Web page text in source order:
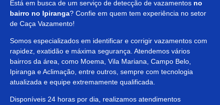
Está em busca de um serviço de detecção de vazamentos no
bairro no Ipiranga? Confie em quem tem experiência no setor
de Caça Vazamento!
Somos especializados em identificar e corrigir vazamentos com
rapidez, exatidão e máxima segurança. Atendemos vários
bairros da área, como Moema, Vila Mariana, Campo Belo,
Ipiranga e Aclimação, entre outros, sempre com tecnologia
atualizada e equipe extremamente qualificada.
Disponíveis 24 horas por dia, realizamos atendimentos